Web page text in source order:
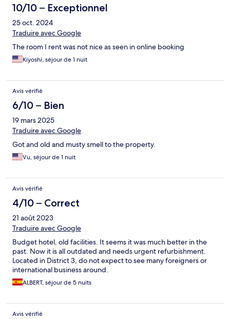
10/10 – Exceptionnel
25 oct. 2024
Traduire avec Google
The room I rent was not nice as seen in online booking
Kiyoshi, séjour de 1 nuit
Avis vérifié
6/10 – Bien
19 mars 2025
Traduire avec Google
Got and old and musty smell to the property.
Vu, séjour de 1 nuit
Avis vérifié
4/10 – Correct
21 août 2023
Traduire avec Google
Budget hotel, old facilities. It seems it was much better in the
past. Now it is all outdated and needs urgent refurbishment.
Located in District 3, do not expect to see many foreigners or
international business around.
ALBERT, séjour de 5 nuits
Avis vérifié